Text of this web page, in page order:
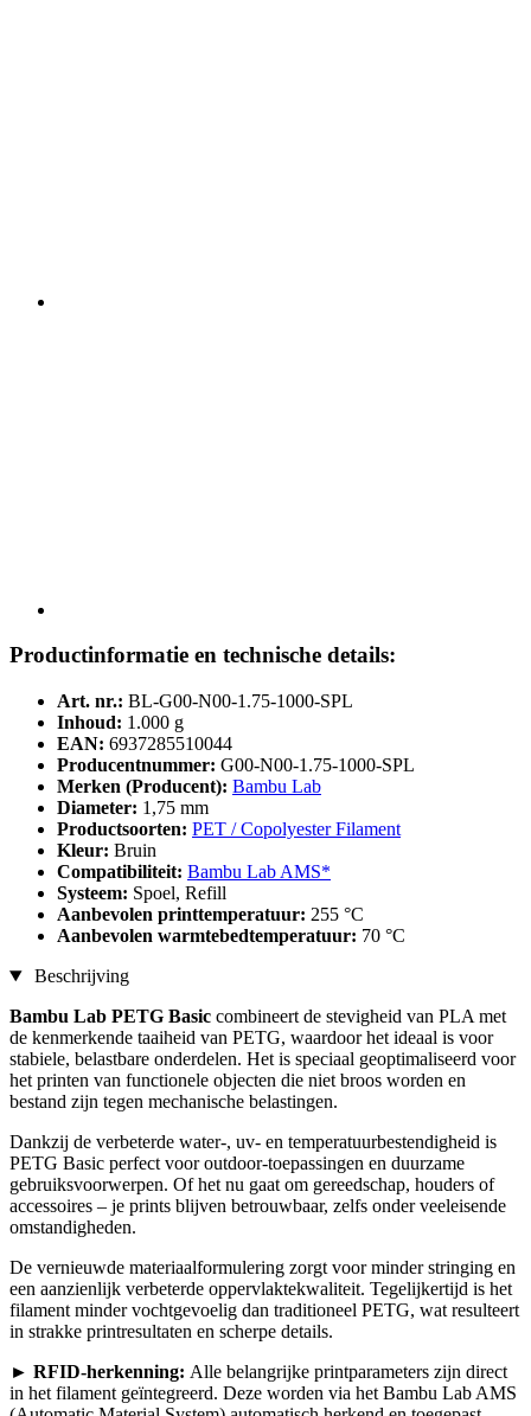
Productinformatie en technische details:
Art. nr.: BL-G00-N00-1.75-1000-SPL
Inhoud: 1.000 g
EAN: 6937285510044
Producentnummer: G00-N00-1.75-1000-SPL
Merken (Producent): Bambu Lab
Diameter: 1,75 mm
Productsoorten: PET / Copolyester Filament
Kleur: Bruin
Compatibiliteit: Bambu Lab AMS*
Systeem: Spoel, Refill
Aanbevolen printtemperatuur: 255 °C
Aanbevolen warmtebedtemperatuur: 70 °C
Beschrijving
Bambu Lab PETG Basic combineert de stevigheid van PLA met
de kenmerkende taaiheid van PETG, waardoor het ideaal is voor
stabiele, belastbare onderdelen. Het is speciaal geoptimaliseerd voor
het printen van functionele objecten die niet broos worden en
bestand zijn tegen mechanische belastingen.
Dankzij de verbeterde water-, uv- en temperatuurbestendigheid is
PETG Basic perfect voor outdoor-toepassingen en duurzame
gebruiksvoorwerpen. Of het nu gaat om gereedschap, houders of
accessoires – je prints blijven betrouwbaar, zelfs onder veeleisende
omstandigheden.
De vernieuwde materiaalformulering zorgt voor minder stringing en
een aanzienlijk verbeterde oppervlaktekwaliteit. Tegelijkertijd is het
filament minder vochtgevoelig dan traditioneel PETG, wat resulteert
in strakke printresultaten en scherpe details.
► RFID-herkenning: Alle belangrijke printparameters zijn direct
in het filament geïntegreerd. Deze worden via het Bambu Lab AMS